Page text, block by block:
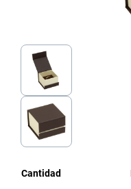
Cantidad